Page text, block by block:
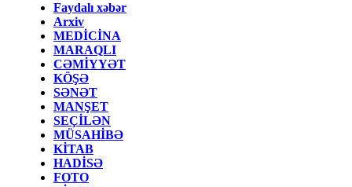
Faydalı xəbər
Arxiv
MEDİCİNA
MARAQLI
CƏMİYYƏT
KÖŞƏ
SƏNƏT
MANŞET
SEÇİLƏN
MÜSAHİBƏ
KİTAB
HADİSƏ
FOTO